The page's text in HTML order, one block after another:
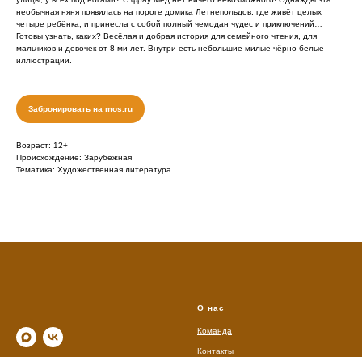
необычная няня появилась на пороге домика Летнепольдов, где живёт целых
четыре ребёнка, и принесла с собой полный чемодан чудес и приключений…
Готовы узнать, каких? Весёлая и добрая история для семейного чтения, для
мальчиков и девочек от 8-ми лет. Внутри есть небольшие милые чёрно-белые
иллюстрации.
Забронировать на mos.ru
Возраст: 12+
Происхождение: Зарубежная
Тематика: Художественная литература
О нас
Команда
Контакты